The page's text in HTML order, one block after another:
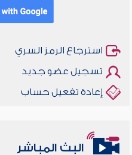
استرجاع الرمز السري
تسجيل عضو جديد
إعادة تفعيل حساب
البث المباشر